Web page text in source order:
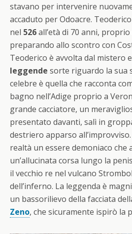
stavano per intervenire
accaduto per Odoacre.
nel 526all’età di 70 anni,
preparando allo scontro con
Teoderico è avvolta dal mistero
leggende sorte riguardo la sua
celebre è quella che racconta
bagno nell’Adige proprio a
grande cacciatore, un
presentato davanti, salì in
destriero apparso
realtà un essere demoniaco che
un’allucinata corsa lungo la
il vecchio re nel vulcano
dell’inferno. La leggenda è
un bassorilievo della facciata
Zeno, che sicuramente ispirò la